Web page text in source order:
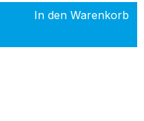
Wert
In den Warenkorb